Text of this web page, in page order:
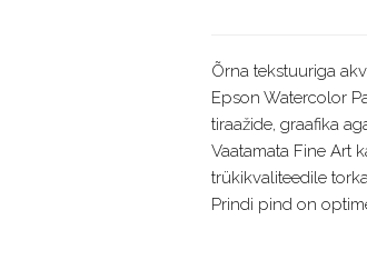
Õrna tekstuuriga
Epson Watercolor
tiraažide, graafika
Vaatamata Fine Art
trükikvaliteedile
Prindi pind on